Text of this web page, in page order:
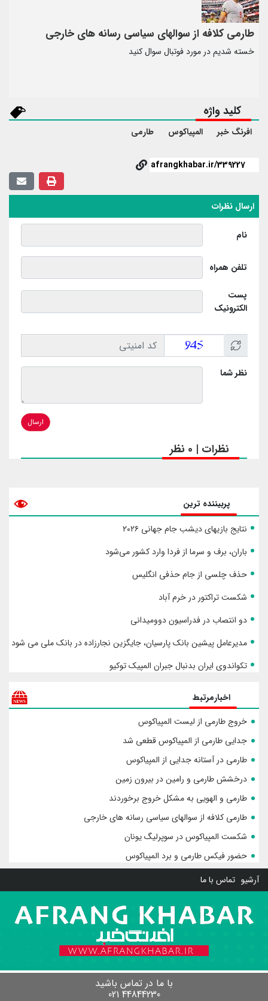
طارمی کلافه از سوالهای سیاسی رسانه های خارجی
خسته شدیم در مورد فوتبال سوال کنید
کلید واژه
افرنگ خبر المپیاکوس طارمی
ارسال نظرات
نام
تلفن همراه
پست
الکترونیک
نظر شما
ارسال
نظرات | 0 نظر
پربیننده ترین
نتایج بازیهای دیشب جام جهانی ۲۰۲۶
باران، برف و سرما از فردا وارد کشور می‌شود
حذف چلسی از جام حذفی انگلیس
شکست تراکتور در خرم آباد
دو انتصاب در فدراسیون دوومیدانی
مدیرعامل پیشین بانک پارسیان، جایگزین نجارزاده در بانک ملی می شود
تکواندوی ایران بدنبال جبران المپیک توکیو
اخبارمرتبط
خروج طارمی از لیست المپیاکوس
جدایی طارمی از المپیاکوس قطعی شد
طارمی در آستانه جدایی از المپیاکوس
درخشش طارمی و رامین در بیرون زمین
طارمی و الهویی به مشکل خروج برخوردند
طارمی کلافه از سوالهای سیاسی رسانه های خارجی
شکست المپیاکوس در سوپرلیگ یونان
حضور فیکس طارمی و برد المپیاکوس
آرشیو تماس با ما
با ما در تماس باشید
44844230 021